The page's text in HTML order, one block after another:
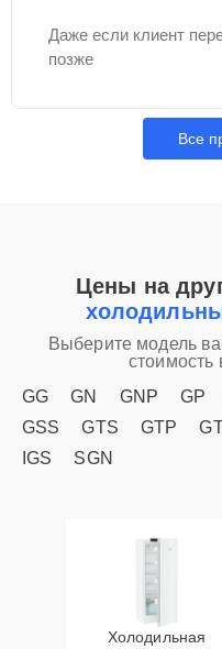
Даже если клиент
позже
Все
Цены на
Выберите модель
стоимость
GG
GN GNP GP
GSS
GTS GTP
IGS
SGN
Холодильная